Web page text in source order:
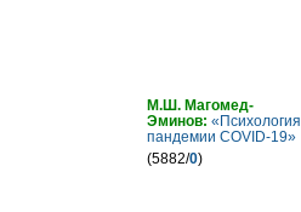
М.Ш. Магомед-
Эминов: «Психология
пандемии COVID-19»
(5882/0)